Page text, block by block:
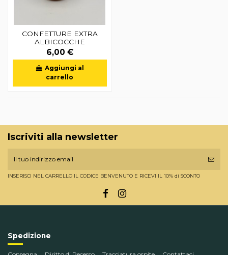
CONFETTURE EXTRA
ALBICOCCHE
6,00 €
Aggiungi al
carrello
Iscriviti alla newsletter
INSERISCI NEL CARRELLO IL CODICE BENVENUTO E RICEVI IL 10% di SCONTO
Spedizione